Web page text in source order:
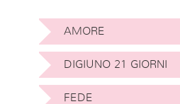
AMORE
DIGIUNO 21 GIORNI
FEDE